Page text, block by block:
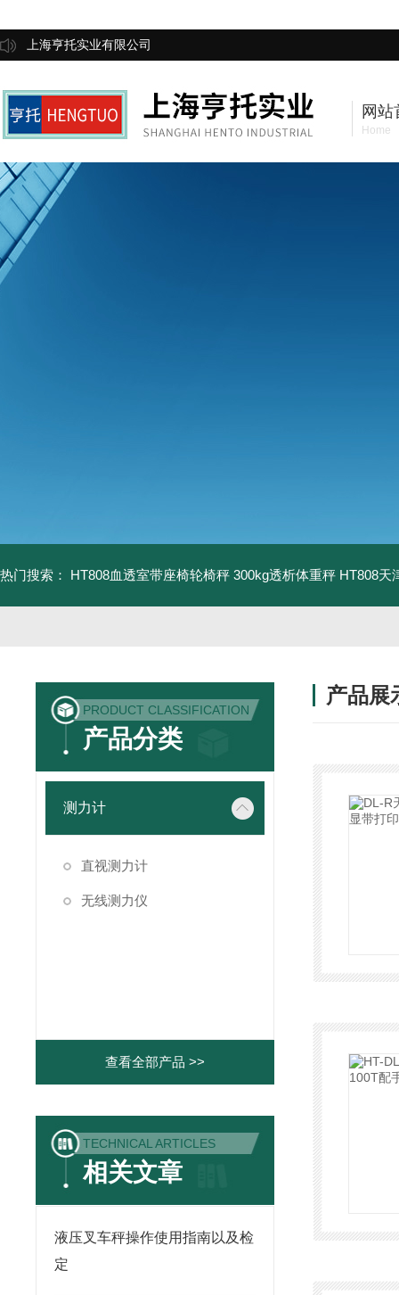
上海亨托实业有限公司
网站
Home
热门搜索： HT808血透室带座椅轮椅秤 300kg透析体重秤 HT808天
PRODUCT CLASSIFICATION
产品分类
测力计
直视测力计
无线测力仪
查看全部产品 >>
TECHNICAL ARTICLES
相关文章
液压叉车秤操作使用指南以及检
定
产品展